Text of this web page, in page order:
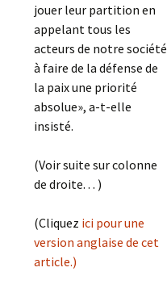
jouer leur partition en
appelant tous les
acteurs de notre société
à faire de la défense de
la paix une priorité
absolue», a-t-elle
insisté.
(Voir suite sur colonne
de droite. . . )
(Cliquez ici pour une
version anglaise de cet
article.)